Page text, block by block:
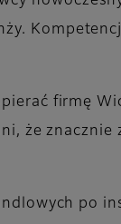
firmę
że znacznie
po